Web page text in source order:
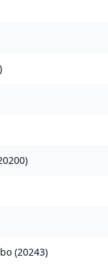
)
)
(20243)